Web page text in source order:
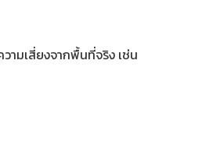
วามเสี่ยงจากพื้นที่จริง เช่น